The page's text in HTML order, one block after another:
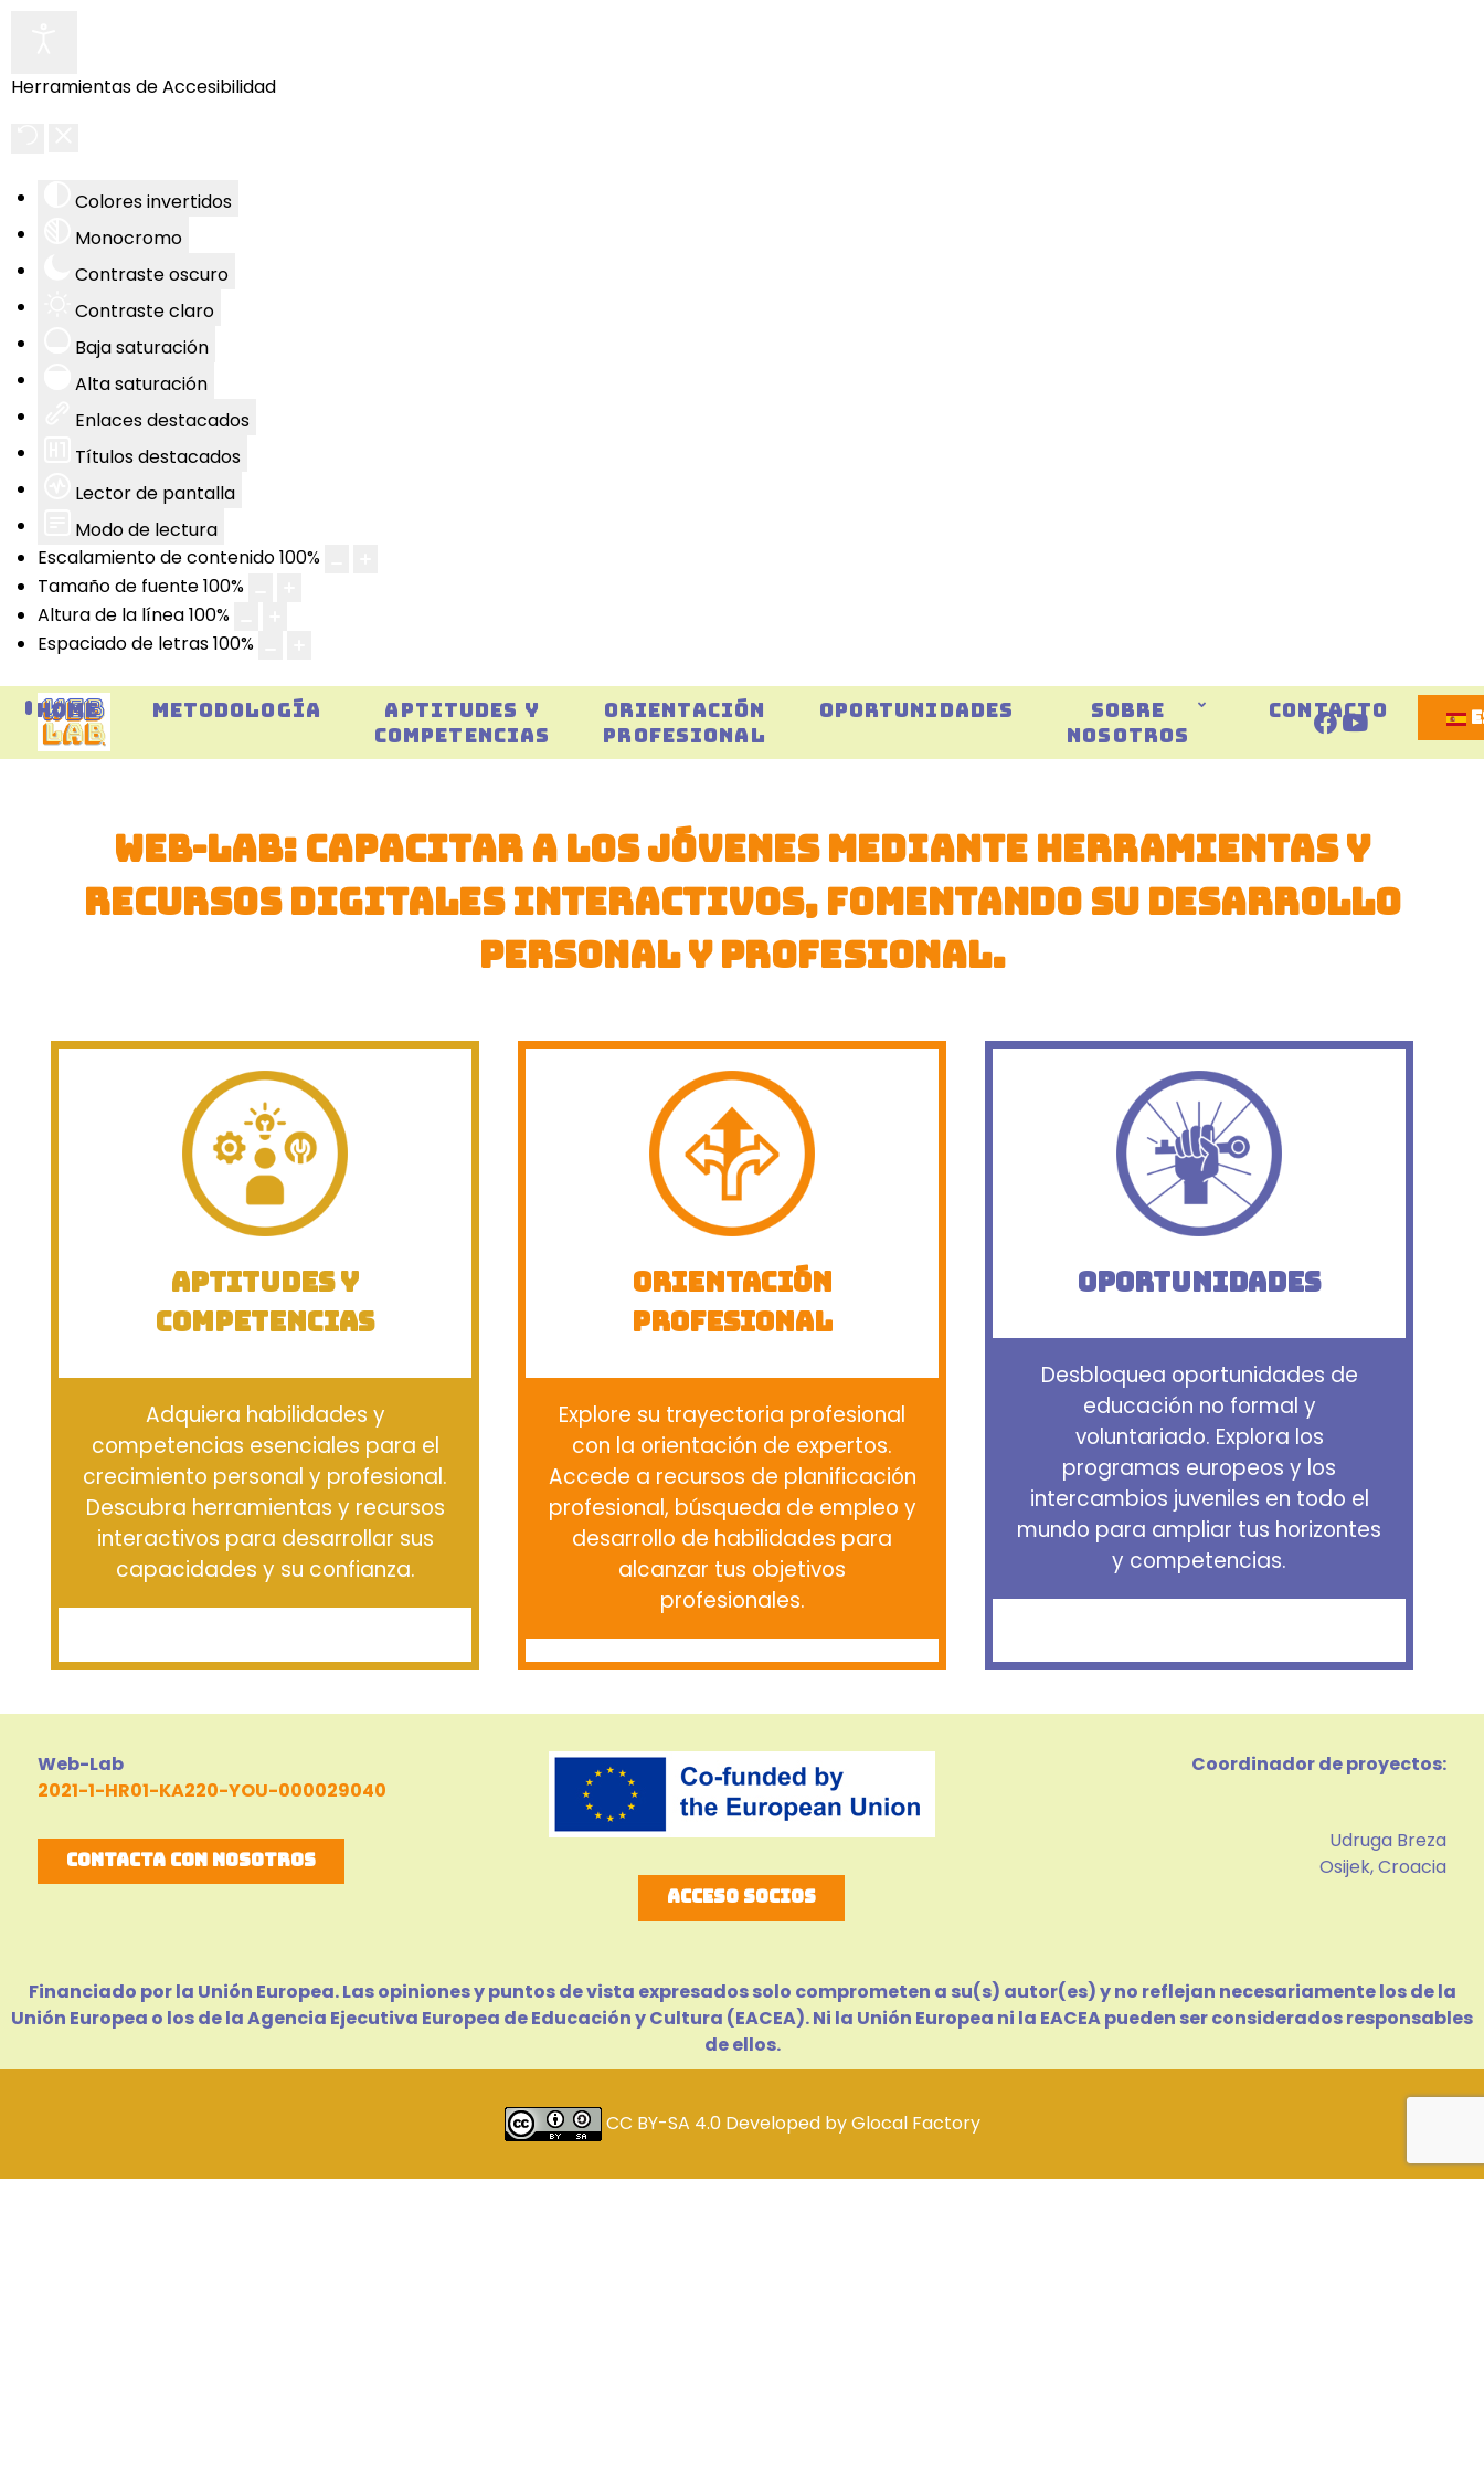
Herramientas de Accesibilidad
Colores invertidos
Monocromo
Contraste oscuro
Contraste claro
Baja saturación
Alta saturación
Enlaces destacados
Títulos destacados
Lector de pantalla
Modo de lectura
Escalamiento de contenido100%
Tamaño de fuente100%
Altura de la línea100%
Espaciado de letras100%
HOME METODOLOGÍA
APTITUDES Y
COMPETENCIAS
ORIENTACIÓN
PROFESIONAL
OPORTUNIDADES
SOBRE
NOSOTROS
CONTACTO
Web-Lab: Capacitar a los jóvenes mediante herramientas y
recursos digitales interactivos, fomentando su desarrollo
personal y profesional.
APTITUDES Y
COMPETENCIAS
Adquiera habilidades y
competencias esenciales para el
crecimiento personal y profesional.
Descubra herramientas y recursos
interactivos para desarrollar sus
capacidades y su confianza.
Orientación
profesional
Explore su trayectoria profesional
con la orientación de expertos.
Accede a recursos de planificación
profesional, búsqueda de empleo y
desarrollo de habilidades para
alcanzar tus objetivos
profesionales.
Oportunidades
Desbloquea oportunidades de
educación no formal y
voluntariado. Explora los
programas europeos y los
intercambios juveniles en todo el
mundo para ampliar tus horizontes
y competencias.
Web-Lab
2021-1-HR01-KA220-YOU-000029040
Contacta con nosotros
Acceso socios
Coordinador de proyectos:
Udruga Breza
Osijek, Croacia
Financiado por la Unión Europea. Las opiniones y puntos de vista expresados solo comprometen a su(s) autor(es) y no reflejan necesariamente los de la
Unión Europea o los de la Agencia Ejecutiva Europea de Educación y Cultura (EACEA). Ni la Unión Europea ni la EACEA pueden ser considerados responsables
de ellos.
CC BY-SA 4.0 Developed byGlocal Factory